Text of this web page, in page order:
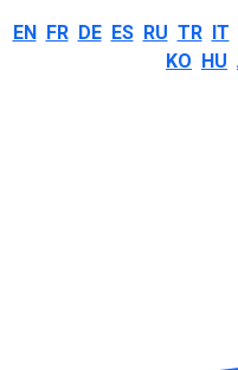
EN FR DE ES RU TR IT
KO HU